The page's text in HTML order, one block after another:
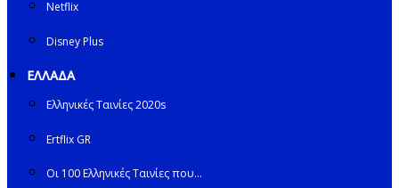
Netflix
Disney Plus
ΕΛΛΑΔΑ
Ελληνικές Ταινίες 2020s
Ertflix GR
Οι 100 Ελληνικές Ταινίες που…